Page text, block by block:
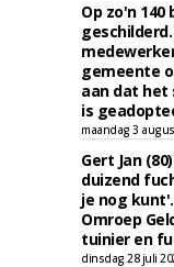
Op zo'n
gemeente
aan dat het
is
maandag 3
Gert Jan
duizend
je nog
Omroep
tuinier en
dinsdag 28 juli